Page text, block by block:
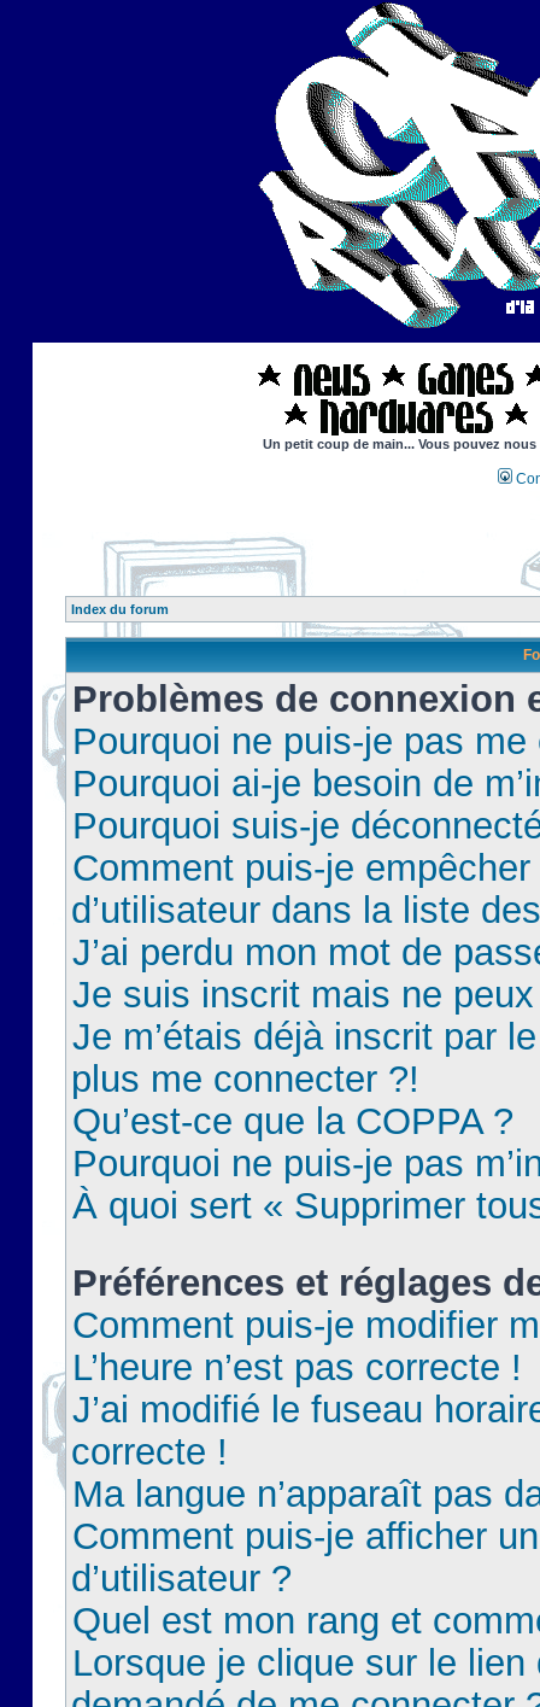
Un petit coup de main... Vous pouvez
Index du forum
Problèmes de connexion
Pourquoi ne puis-je pas
Pourquoi ai-je besoin de
Pourquoi suis-je
Comment puis-je
d’utilisateur dans la liste
J’ai perdu mon mot de
Je suis inscrit mais ne
Je m’étais déjà inscrit par
plus me connecter ?!
Qu’est-ce que la COPPA ?
Pourquoi ne puis-je pas
À quoi sert « Supprimer
Préférences et réglages
Comment puis-je modifier
L’heure n’est pas correcte !
J’ai modifié le fuseau
correcte !
Ma langue n’apparaît pas
Comment puis-je afficher
d’utilisateur ?
Quel est mon rang et
Lorsque je clique sur le lien